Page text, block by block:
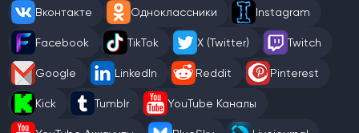
Вконтакте Одноклассники Instagram
Facebook TikTok X (Twitter) Twitch
Google LinkedIn Reddit Pinterest
Kick Tumblr YouTube Каналы